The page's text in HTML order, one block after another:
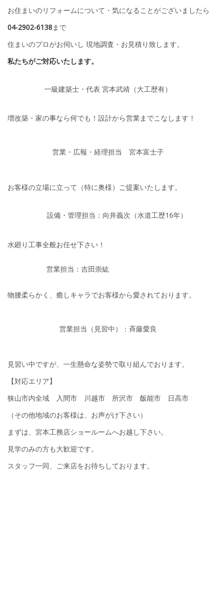
お住まいのリフォームについて・気になることがございましたら
04-2902-6138まで
住まいのプロがお伺いし 現地調査・お見積り致します。
私たちがご対応いたします。
一級建築士・代表 宮本武靖（大工歴有）
増改築・家の事なら何でも！設計から営業までこなします！
営業・広報・経理担当 宮本富士子
お客様の立場に立って（特に奥様）ご提案いたします。
設備・管理担当：向井義次（水道工歴16年）
水廻り工事全般お任せ下さい！
営業担当：吉田崇紘
物腰柔らかく、癒しキャラでお客様から愛されております。
営業担当（見習中）：斉藤愛良
見習い中ですが、一生懸命な姿勢で取り組んでおります。
【対応エリア】
狭山市内全域 入間市 川越市 所沢市 飯能市 日高市
（その他地域のお客様は、お声がけ下さい）
まずは、宮本工務店ショールームへお越し下さい。
見学のみの方も大歓迎です。
スタッフ一同、ご来店をお待ちしております。